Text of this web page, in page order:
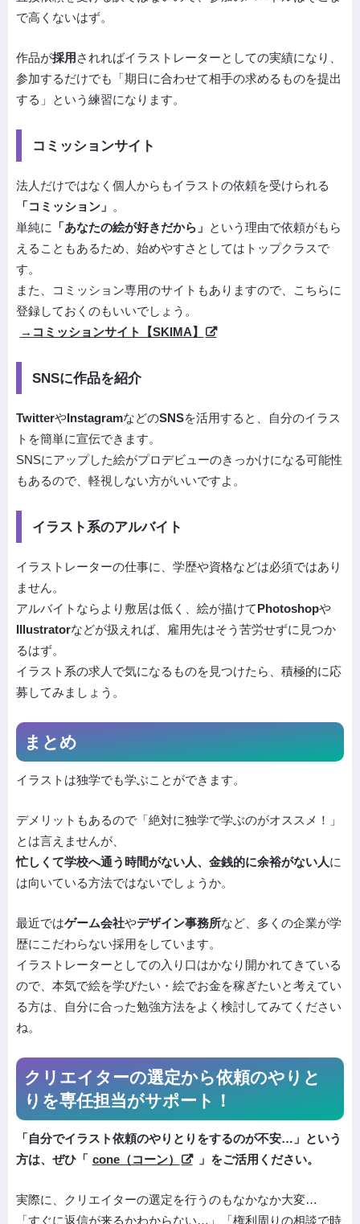
で高くないはず。
作品が採用 されればイラストレーターとしての実績になり、
参加するだけでも「期日に合わせて相手の求めるものを提出
する」という練習になります。
コミッションサイト
法人だけではなく個人からもイラストの依頼を受けられる
「コミッション」 。
単純に
「あなたの絵が好きだから」 という理由で依頼がもら
えることもあるため、始めやすさとしてはトップクラスで
す。
また、コミッション専用のサイトもありますので、こちらに
登録しておくのもいいでしょう。
→コミッションサイト【SKIMA】
SNSに作品を紹介
TwitterやInstagramなどのSNSを活用すると、自分のイラス
トを簡単に宣伝できます。
SNSにアップした絵がプロデビューのきっかけになる可能性
もあるので、軽視しない方がいいですよ。
イラスト系のアルバイト
イラストレーターの仕事に、学歴や資格などは必須ではあり
ません。
アルバイトならより敷居は低く、絵が描けてPhotoshopや
Illustratorなどが扱えれば、雇用先はそう苦労せずに見つか
るはず。
イラスト系の求人で気になるものを見つけたら、積極的に応
募してみましょう。
まとめ
イラストは独学でも学ぶことができます。
デメリットもあるので「絶対に独学で学ぶのがオススメ！」
とは言えませんが、
忙しくて学校へ通う時間がない人、金銭的に余裕がない人に
は向いている方法ではないでしょうか。
最近ではゲーム会社やデザイン事務所など、多くの企業が学
歴にこだわらない採用をしています。
イラストレーターとしての入り口はかなり開かれてきている
ので、本気で絵を学びたい・絵でお金を稼ぎたいと考えてい
る方は、自分に合った勉強方法をよく検討してみてください
ね。
クリエイターの選定から依頼のやりと
りを専任担当がサポート！
「自分でイラスト依頼のやりとりをするのが不安…」という
方は、ぜひ「 cone（コーン） 」をご活用ください。
実際に、クリエイターの選定を行うのもなかなか大変…
「すぐに返信が来るかわからない…」「権利周りの相談で時